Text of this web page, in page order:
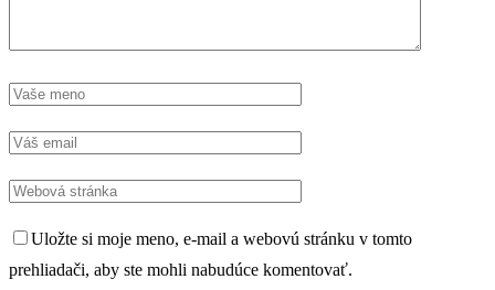
Uložte si moje meno, e-mail a webovú stránku v tomto
prehliadači, aby ste mohli nabudúce komentovať.